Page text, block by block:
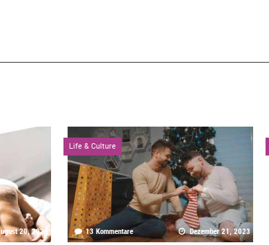
20, 2024
Life & Culture
13 Kommentare Dezember 21, 2023